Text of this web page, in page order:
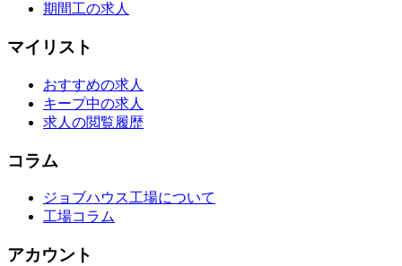
期間工の求人
マイリスト
おすすめの求人
キープ中の求人
求人の閲覧履歴
コラム
ジョブハウス工場について
工場コラム
アカウント